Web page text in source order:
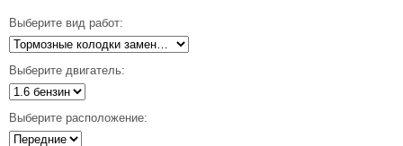
Выберите вид работ:
Выберите двигатель:
Выберите расположение: